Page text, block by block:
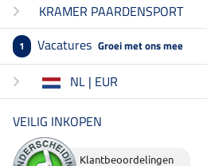
KRAMER PAARDENSPORT
1 Vacatures Groei met ons mee
NL | EUR
VEILIG INKOPEN
Klantbeoordelingen